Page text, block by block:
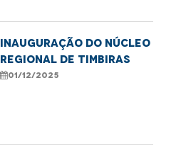
Inauguração do Núcleo
Regional de Timbiras
01/12/2025